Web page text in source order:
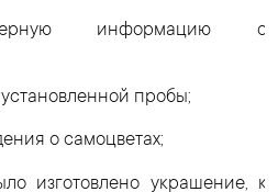
информацию о
пробы;
о самоцветах;
изготовлено украшение, к